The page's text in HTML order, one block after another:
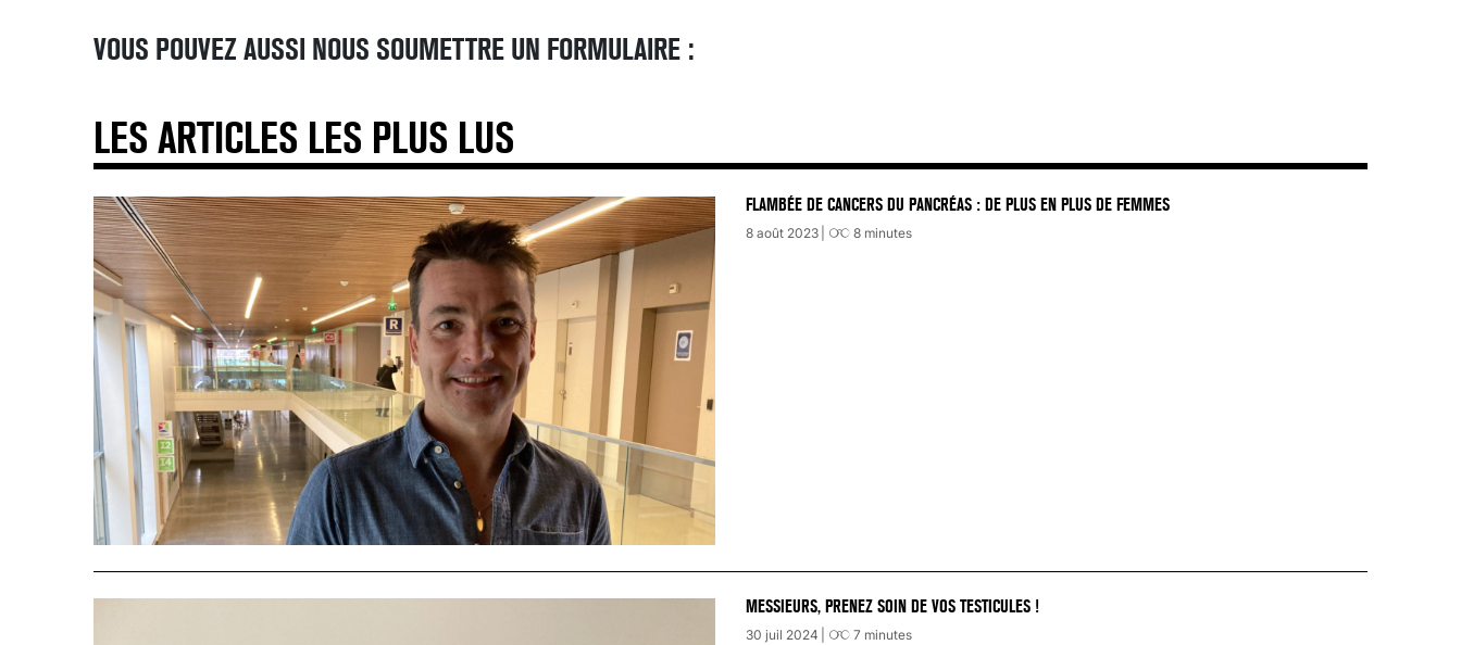
VOUS POUVEZ AUSSI NOUS SOUMETTRE UN FORMULAIRE :
LES ARTICLES LES PLUS LUS
FLAMBÉE DE CANCERS DU PANCRÉAS : DE PLUS EN PLUS DE FEMMES
8 août 2023 8 minutes
MESSIEURS, PRENEZ SOIN DE VOS TESTICULES !
30 juil 2024 7 minutes